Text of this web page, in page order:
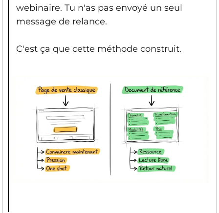
webinaire. Tu n'as pas envoyé un seul
message de relance.
C'est ça que cette méthode construit.